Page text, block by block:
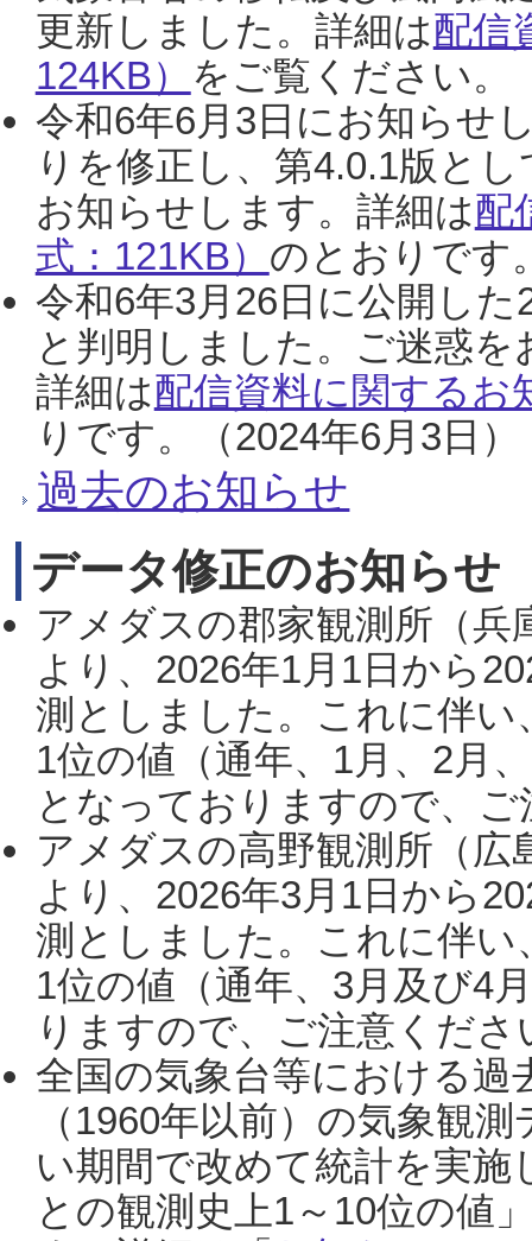
更新しました。詳細は配信
124KB） をご覧ください。
令和6年6月3日にお知らせ
りを修正し、第4.0.1版と
お知らせします。詳細は配
式：121KB） のとおりです
令和6年3月26日に公開し
と判明しました。ご迷惑
詳細は配信資料に関するお
りです。（2024年6月3日）
過去のお知らせ
データ修正のお知らせ
アメダスの郡家観測所（
より、2026年1月1日から
測としました。これに伴い
1位の値（通年、1月、2月
となっておりますので、
アメダスの高野観測所（
より、2026年3月1日から
測としました。これに伴い
1位の値（通年、3月及び4
りますので、ご注意くだ
全国の気象台等における過
（1960年以前）の気象観
い期間で改めて統計を実
との観測史上1～10位の値